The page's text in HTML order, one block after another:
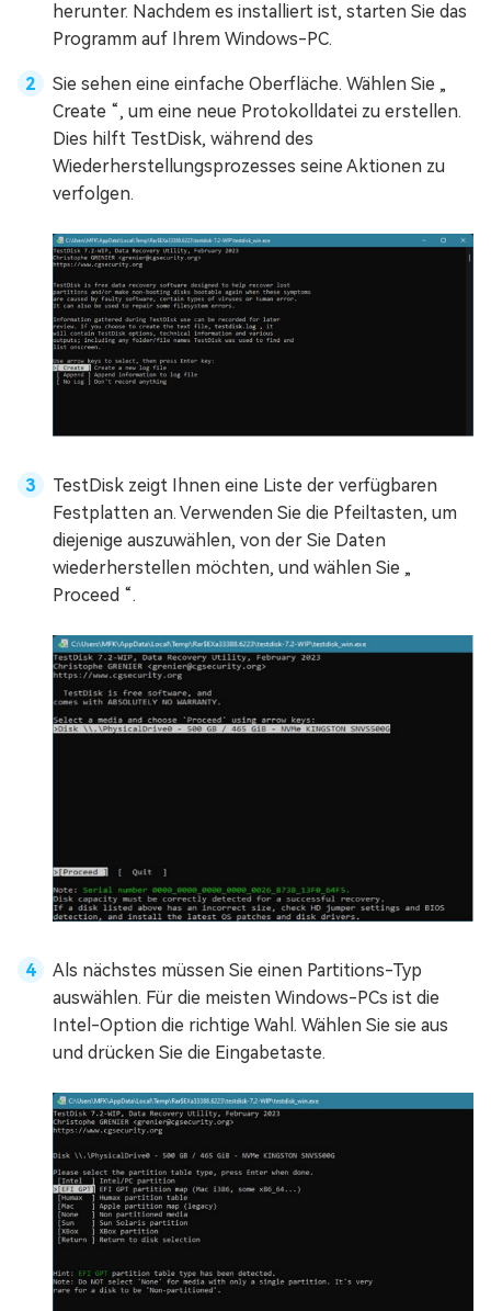
herunter. Nachdem es installiert ist, starten Sie das
Programm auf Ihrem Windows-PC.
Sie sehen eine einfache Oberfläche. Wählen Sie „
Create “, um eine neue Protokolldatei zu erstellen.
Dies hilft TestDisk, während des
Wiederherstellungsprozesses seine Aktionen zu
verfolgen.
TestDisk zeigt Ihnen eine Liste der verfügbaren
Festplatten an. Verwenden Sie die Pfeiltasten, um
diejenige auszuwählen, von der Sie Daten
wiederherstellen möchten, und wählen Sie „
Proceed “.
Als nächstes müssen Sie einen Partitions-Typ
auswählen. Für die meisten Windows-PCs ist die
Intel-Option die richtige Wahl. Wählen Sie sie aus
und drücken Sie die Eingabetaste.